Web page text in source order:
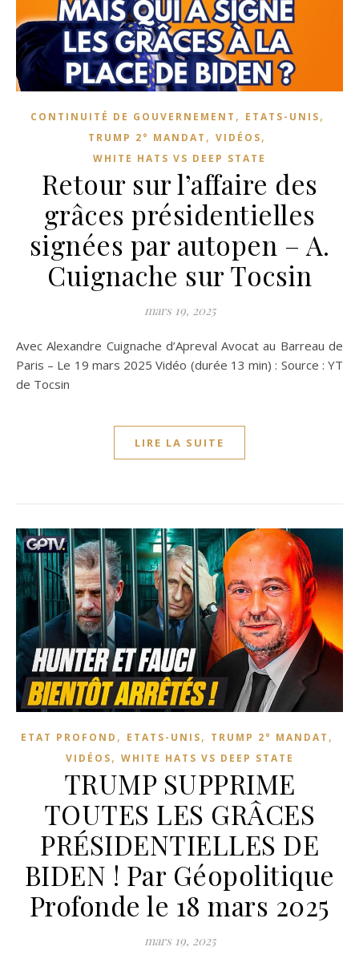
CONTINUITÉ DE GOUVERNEMENT , ETATS-UNIS,
TRUMP 2° MANDAT , VIDÉOS,
WHITE HATS VS DEEP STATE
Retour sur l’affaire des
grâces présidentielles
signées par autopen – A.
Cuignache sur Tocsin
mars 19, 2025
Avec Alexandre Cuignache d’Apreval Avocat au Barreau de
Paris – Le 19 mars 2025 Vidéo (durée 13 min) : Source : YT
de Tocsin
LIRE LA SUITE
ETAT PROFOND , ETATS-UNIS, TRUMP 2° MANDAT ,
VIDÉOS, WHITE HATS VS DEEP STATE
TRUMP SUPPRIME
TOUTES LES GRÂCES
PRÉSIDENTIELLES DE
BIDEN ! Par Géopolitique
Profonde le 18 mars 2025
mars 19, 2025